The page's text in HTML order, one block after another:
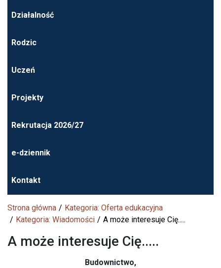
Działalność
Rodzic
Uczeń
Projekty
Rekrutacja 2026/27
e-dziennik
Kontakt
Strona główna
Kategoria: Oferta edukacyjna
Kategoria: Wiadomości
A może interesuje Cię.....
A może interesuje Cię.....
Budownictwo,